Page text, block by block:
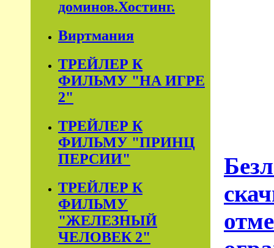
доминов.Хостинг.
Виртмания
ТРЕЙЛЕР К
ФИЛЬМУ "НА ИГРЕ
2"
ТРЕЙЛЕР К
ФИЛЬМУ "ПРИНЦ
ПЕРСИИ"
ТРЕЙЛЕР К
ФИЛЬМУ
"ЖЕЛЕЗНЫЙ
ЧЕЛОВЕК 2"